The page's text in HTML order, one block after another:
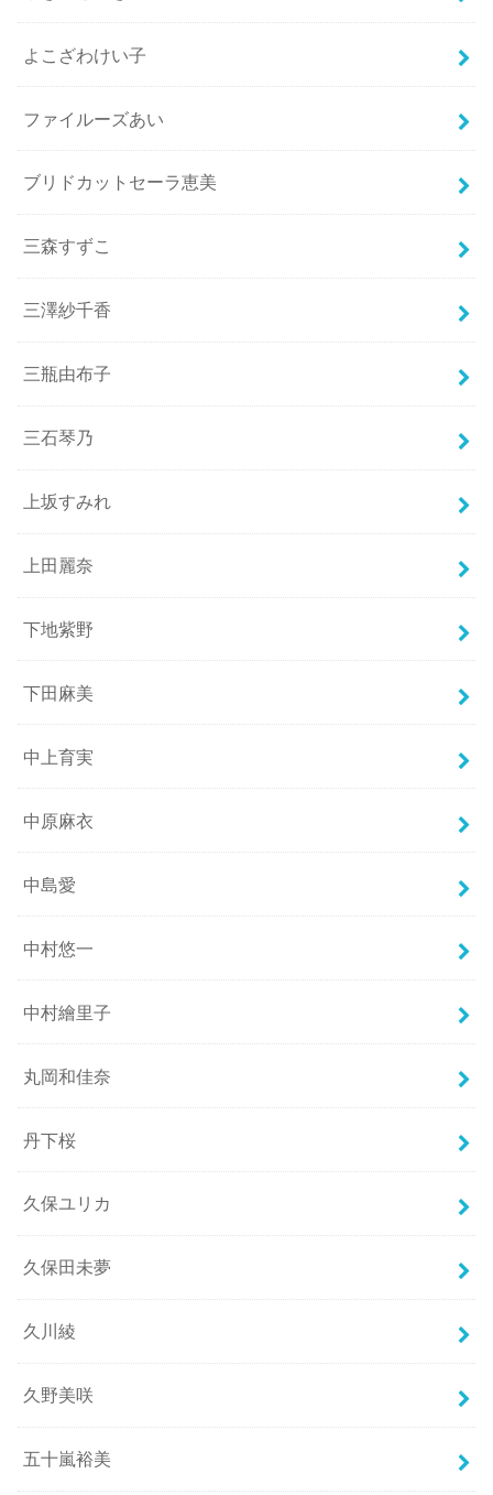
よこざわけい子
ファイルーズあい
ブリドカットセーラ恵美
三森すずこ
三澤紗千香
三瓶由布子
三石琴乃
上坂すみれ
上田麗奈
下地紫野
下田麻美
中上育実
中原麻衣
中島愛
中村悠一
中村繪里子
丸岡和佳奈
丹下桜
久保ユリカ
久保田未夢
久川綾
久野美咲
五十嵐裕美